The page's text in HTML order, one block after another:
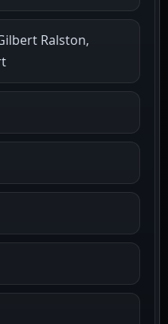
Ralston,